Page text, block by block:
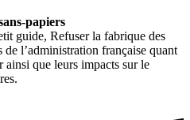
papiers
guide, Refuser la fabrique des
de l’administration française quant
ainsi que leurs impacts sur le